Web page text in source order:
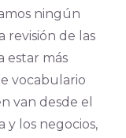
ningún
revisión de las
estar más
vocabulario
van desde el
y los negocios,